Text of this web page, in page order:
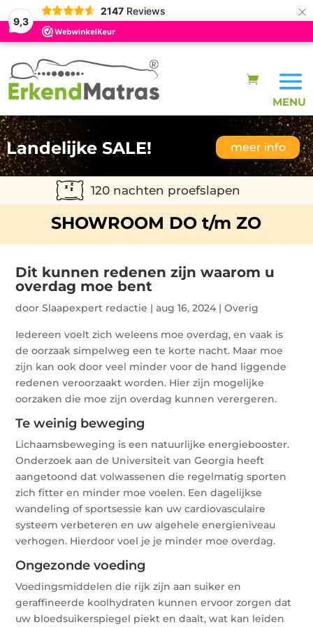
9,3
2147 Reviews ×
Landelijke SALE! meer info
120 nachten proefslapen
SHOWROOM DO t/m ZO
Dit kunnen redenen zijn waarom u
overdag moe bent
doorSlaapexpert redactie |aug 16, 2024 |Overig
Iedereen voelt zich weleens moe overdag, en vaak is
de oorzaak simpelweg een te korte nacht. Maar moe
zijn kan ook door veel minder voor de hand liggende
redenen veroorzaakt worden. Hier zijn mogelijke
oorzaken die moe zijn overdag kunnen verergeren.
Te weinig beweging
Lichaamsbeweging is een natuurlijke energiebooster.
Onderzoek aan de Universiteit van Georgia heeft
aangetoond dat volwassenen die regelmatig sporten
zich fitter en minder moe voelen. Een dagelijkse
wandeling of sportsessie kan uw cardiovasculaire
systeem verbeteren en uw algehele energieniveau
verhogen. Hierdoor voel je je minder moe overdag.
Ongezonde voeding
Voedingsmiddelen die rijk zijn aan suiker en
geraffineerde koolhydraten kunnen ervoor zorgen dat
uw bloedsuikerspiegel piekt en daalt, wat kan leiden